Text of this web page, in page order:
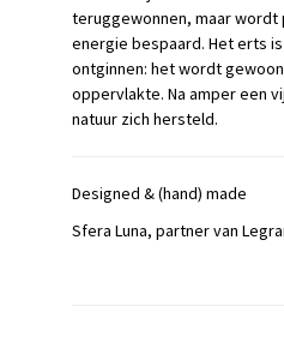
teruggewonnen, maar wordt
energie bespaard. Het erts
ontginnen: het wordt
oppervlakte. Na amper een
natuur zich hersteld.
Designed & (hand) made
Sfera Luna, partner van